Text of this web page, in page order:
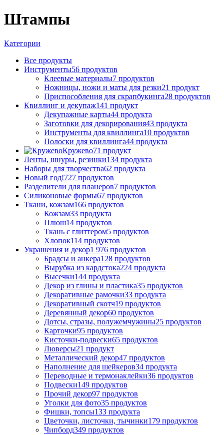
Штампы
Категории
Все продукты
Инструменты56 продуктов
Клеевые материалы7 продуктов
Ножницы, ножи и маты для резки21 продукт
Приспособления для скрапбукинга28 продуктов
Квиллинг и декупаж141 продукт
Декупажные карты44 продукта
Заготовки для декорирования43 продукта
Инструменты для квиллинга10 продуктов
Полоски для квиллинга44 продукта
Кружево71 продукт
Ленты, шнуры, резинки134 продукта
Наборы для творчества62 продукта
Новый год!727 продуктов
Разделители для планеров7 продуктов
Силиконовые формы67 продуктов
Ткани, кожзам166 продуктов
Кожзам33 продукта
Плюш14 продуктов
Ткань с глиттером5 продуктов
Хлопок114 продуктов
Украшения и декор1 976 продуктов
Брадсы и анкера128 продуктов
Вырубка из кардстока224 продукта
Высечки144 продукта
Декор из глины и пластика35 продуктов
Декоративные рамочки33 продукта
Декоративный скотч19 продуктов
Деревянный декор60 продуктов
Дотсы, стразы, полужемчужины25 продуктов
Карточки95 продуктов
Кисточки-подвески65 продуктов
Люверсы21 продукт
Металлический декор47 продуктов
Наполнение для шейкеров34 продукта
Переводные и термонаклейки36 продуктов
Подвески149 продуктов
Прочий декор97 продуктов
Уголки для фото35 продуктов
Фишки, топсы133 продукта
Цветочки, листочки, тычинки179 продуктов
Чипборд349 продуктов